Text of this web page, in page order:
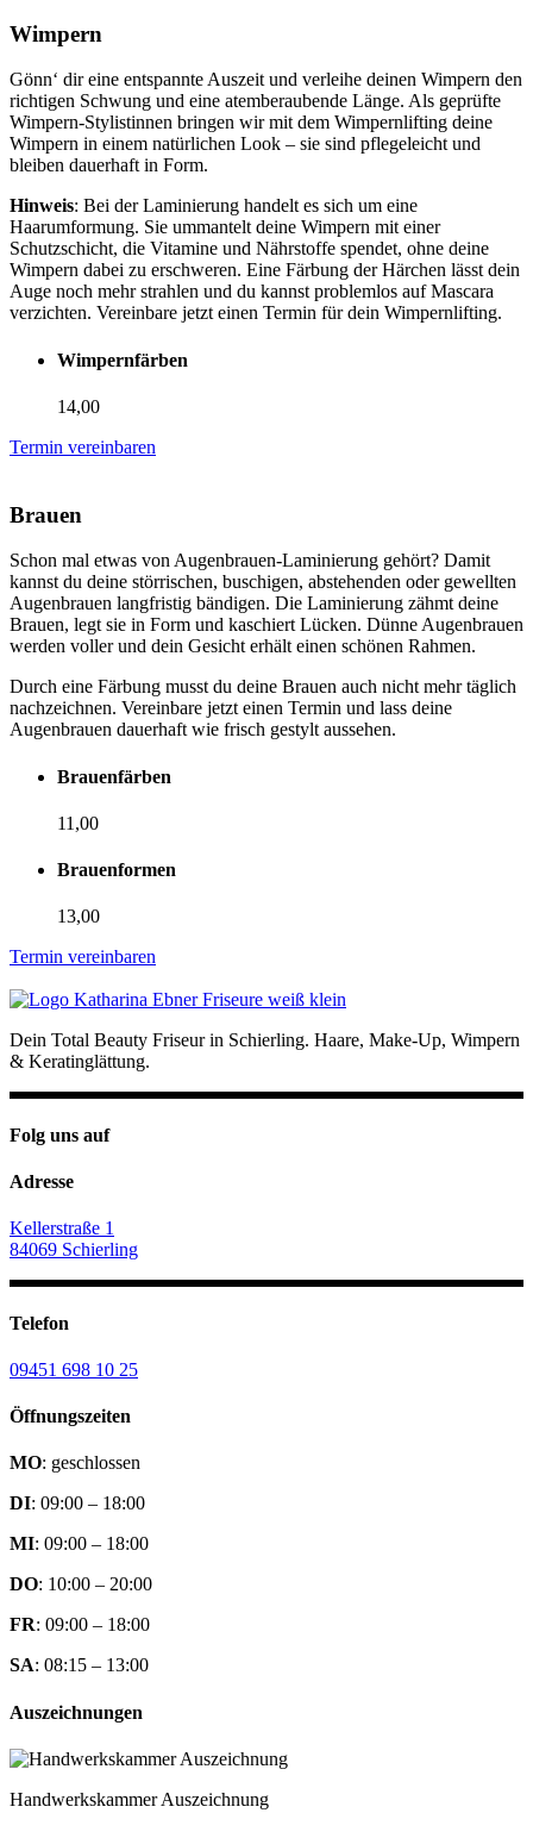
Wimpern
Gönn‘ dir eine entspannte Auszeit und verleihe deinen Wimpern den
richtigen Schwung und eine atemberaubende Länge. Als geprüfte
Wimpern-Stylistinnen bringen wir mit dem Wimpernlifting deine
Wimpern in einem natürlichen Look – sie sind pflegeleicht und
bleiben dauerhaft in Form.
Hinweis: Bei der Laminierung handelt es sich um eine
Haarumformung. Sie ummantelt deine Wimpern mit einer
Schutzschicht, die Vitamine und Nährstoffe spendet, ohne deine
Wimpern dabei zu erschweren. Eine Färbung der Härchen lässt dein
Auge noch mehr strahlen und du kannst problemlos auf Mascara
verzichten. Vereinbare jetzt einen Termin für dein Wimpernlifting.
Wimpernfärben
14,00
Termin vereinbaren
Brauen
Schon mal etwas von Augenbrauen-Laminierung gehört? Damit
kannst du deine störrischen, buschigen, abstehenden oder gewellten
Augenbrauen langfristig bändigen. Die Laminierung zähmt deine
Brauen, legt sie in Form und kaschiert Lücken. Dünne Augenbrauen
werden voller und dein Gesicht erhält einen schönen Rahmen.
Durch eine Färbung musst du deine Brauen auch nicht mehr täglich
nachzeichnen. Vereinbare jetzt einen Termin und lass deine
Augenbrauen dauerhaft wie frisch gestylt aussehen.
Brauenfärben
11,00
Brauenformen
13,00
Termin vereinbaren
Dein Total Beauty Friseur in Schierling. Haare, Make-Up, Wimpern
& Keratinglättung.
Folg uns auf
Adresse
Kellerstraße 1
84069 Schierling
Telefon
09451 698 10 25
Öffnungszeiten
MO: geschlossen
DI: 09:00 – 18:00
MI: 09:00 – 18:00
DO: 10:00 – 20:00
FR: 09:00 – 18:00
SA: 08:15 – 13:00
Auszeichnungen
Handwerkskammer Auszeichnung